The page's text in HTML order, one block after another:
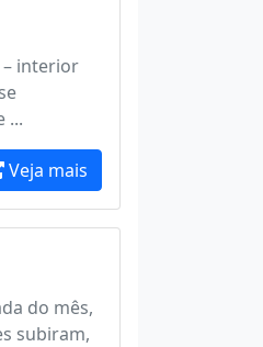
– interior
...
Veja mais
do mês,
subiram,